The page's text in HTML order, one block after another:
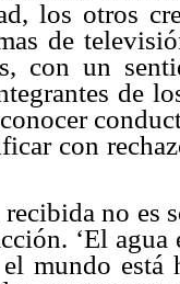
los otros
de
con un
de
con
no es
‘El
mundo